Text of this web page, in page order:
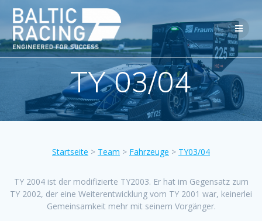
TY 03/04
Startseite > Team > Fahrzeuge > TY03/04
TY 2004 ist der modifizierte TY2003. Er hat im Gegensatz zum
TY 2002, der eine Weiterentwicklung vom TY 2001 war, keinerlei
Gemeinsamkeit mehr mit seinem Vorgänger.